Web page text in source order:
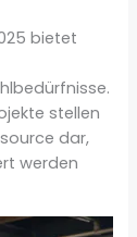
bietet
stellen
dar,
werden